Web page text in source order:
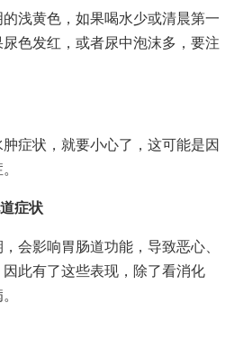
浅黄色，如果喝水少或清晨第一
色发红，或者尿中泡沫多，要注
症状，就要小心了，这可能是因
症状
会影响胃肠道功能，导致恶心、
此有了这些表现，除了看消化